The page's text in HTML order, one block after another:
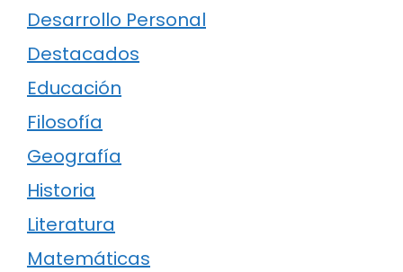
Desarrollo Personal
Destacados
Educación
Filosofía
Geografía
Historia
Literatura
Matemáticas